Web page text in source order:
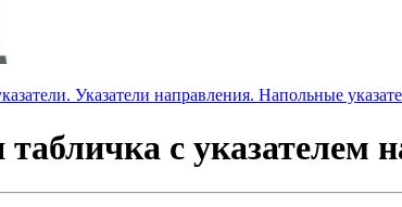
Указатели направления. Напольные
c указателем